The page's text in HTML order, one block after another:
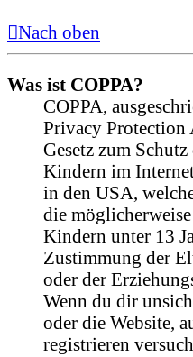
Nach oben
Was ist COPPA?
COPPA,
Privacy Protection
Gesetz zum
Kindern im
in den USA,
die
Kindern unter 13
Zustimmung der
oder der
Wenn du dir
oder die Website,
registrieren